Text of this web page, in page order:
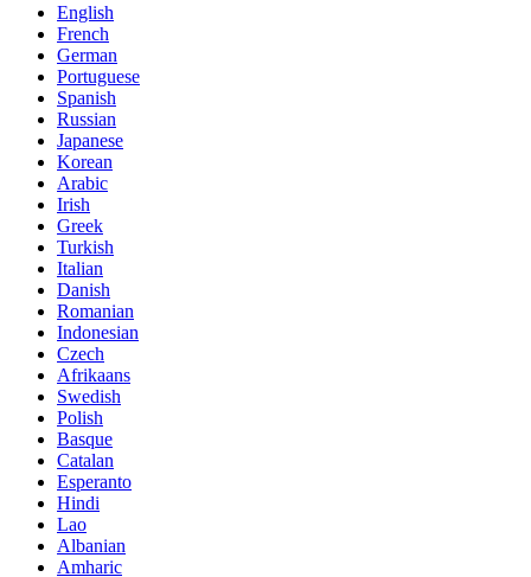
English
French
German
Portuguese
Spanish
Russian
Japanese
Korean
Arabic
Irish
Greek
Turkish
Italian
Danish
Romanian
Indonesian
Czech
Afrikaans
Swedish
Polish
Basque
Catalan
Esperanto
Hindi
Lao
Albanian
Amharic